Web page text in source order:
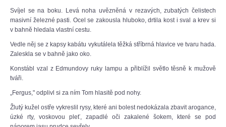
Svíjel se na boku. Levá noha uvězněná v rezavých, zubatých čelistech
masivní železné pasti. Ocel se zakousla hluboko, drtila kost i sval a krev si
v bahně hledala vlastní cestu.
Vedle něj se z kapsy kabátu vykutálela těžká stříbrná hlavice ve tvaru hada.
Zaleskla se v bahně jako oko.
Konstábl vzal z Edmundovy ruky lampu a přiblížil světlo těsně k mužově
tváři.
„Fergus," odplivl si za ním Tom hlasitě pod nohy.
Žlutý kužel ostře vykreslil rysy, které ani bolest nedokázala zbavit arogance,
úzké rty, voskovou pleť, zapadlé oči zakalené šokem, které se pod